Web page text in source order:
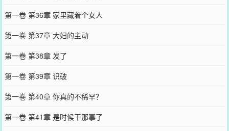
第一卷 第36章 家里藏着个女人
第一卷 第37章 大妇的主动
第一卷 第38章 发了
第一卷 第39章 识破
第一卷 第40章 你真的不稀罕？
第一卷 第41章 是时候干那事了